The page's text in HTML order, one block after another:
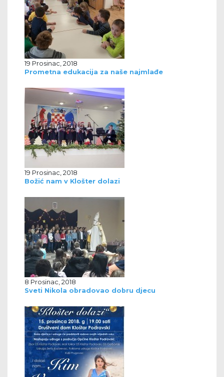
19 Prosinac, 2018
Prometna edukacija za naše najmlađe
19 Prosinac, 2018
Božić nam v Klošter dolazi
8 Prosinac, 2018
Sveti Nikola obradovao dobru djecu